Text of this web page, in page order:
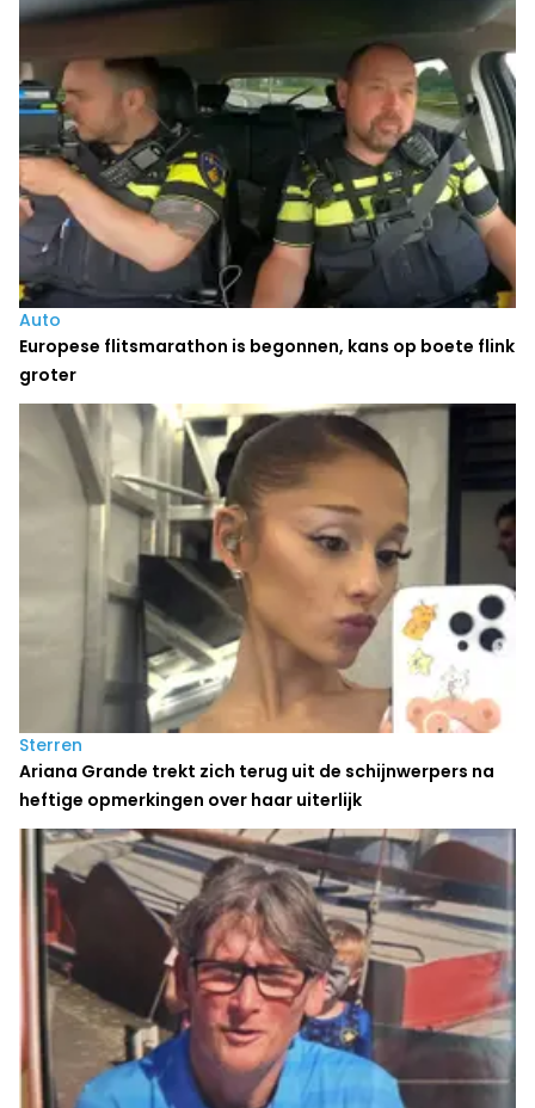
Auto
Europese flitsmarathon is begonnen, kans op boete flink
groter
Sterren
Ariana Grande trekt zich terug uit de schijnwerpers na
heftige opmerkingen over haar uiterlijk